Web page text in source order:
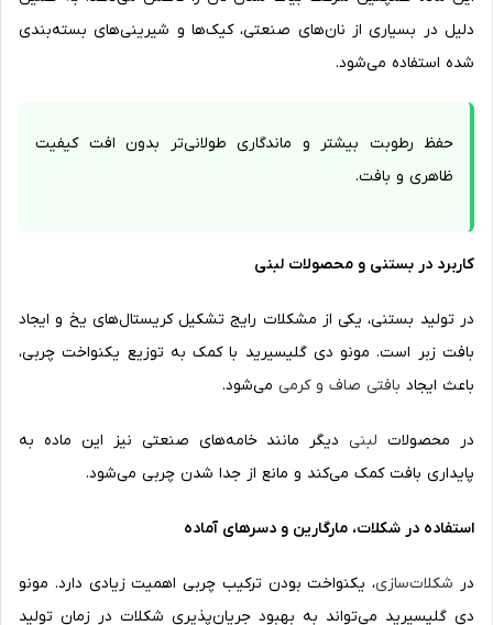
دلیل در بسیاری از نان‌های صنعتی، کیک‌ها و شیرینی‌های بسته‌بندی
شده استفاده می‌شود.
حفظ رطوبت بیشتر و ماندگاری طولانی‌تر بدون افت کیفیت
ظاهری و بافت.
کاربرد در بستنی و محصولات لبنی
در تولید بستنی، یکی از مشکلات رایج تشکیل کریستال‌های یخ و ایجاد
بافت زبر است. مونو دی گلیسیرید با کمک به توزیع یکنواخت چربی،
باعث ایجاد بافتی صاف و کرمی می‌شود.
در محصولات لبنی دیگر مانند خامه‌های صنعتی نیز این ماده به
پایداری بافت کمک می‌کند و مانع از جدا شدن چربی می‌شود.
استفاده در شکلات، مارگارین و دسرهای آماده
در شکلات‌سازی، یکنواخت بودن ترکیب چربی اهمیت زیادی دارد. مونو
دی گلیسیرید می‌تواند به بهبود جریان‌پذیری شکلات در زمان تولید